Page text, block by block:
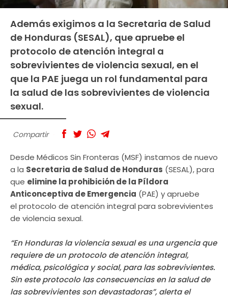
Además exigimos a la Secretaria de Salud
de Honduras (SESAL), que apruebe el
protocolo de atención integral a
sobrevivientes de violencia sexual, en el
que la PAE juega un rol fundamental para
la salud de las sobrevivientes de violencia
sexual.
Compartir
Desde Médicos Sin Fronteras (MSF) instamos de nuevo
a la Secretaria de Salud de Honduras (SESAL), para
que elimine la prohibición de la Píldora
Anticonceptiva de Emergencia (PAE) y apruebe
el protocolo de atención integral para sobrevivientes
de violencia sexual.
“En Honduras la violencia sexual es una urgencia que
requiere de un protocolo de atención integral,
médica, psicológica y social, para las sobrevivientes.
Sin este protocolo las consecuencias en la salud de
las sobrevivientes son devastadoras”, alerta el